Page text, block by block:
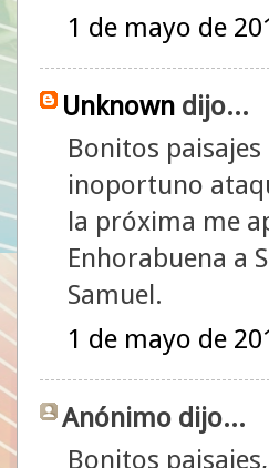
1 de mayo de
Unknown dijo...
Bonitos
inoportuno
la próxima me
Enhorabuena a
Samuel.
1 de mayo de
Anónimo dijo...
Bonitos